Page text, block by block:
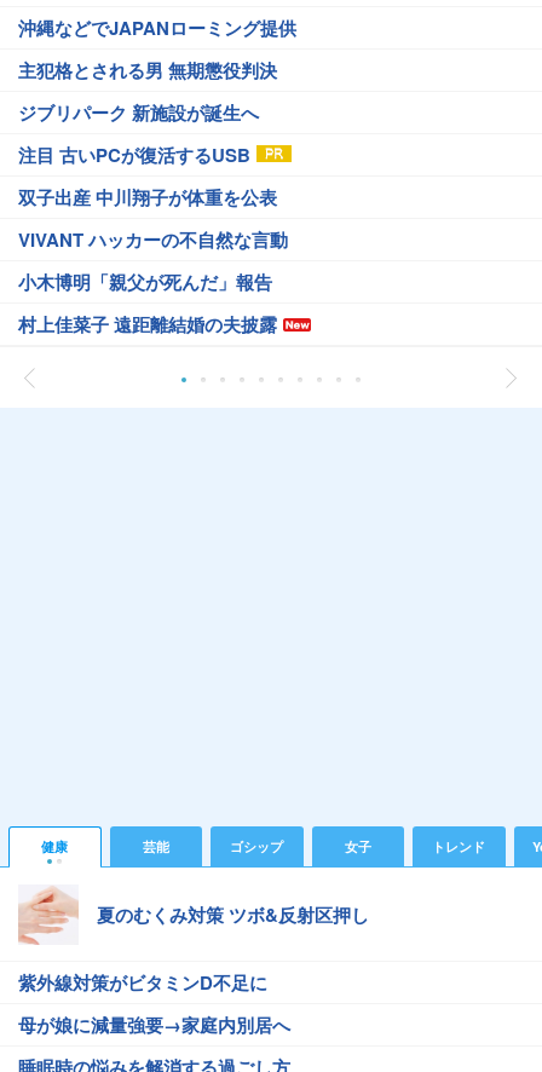
沖縄などでJAPANローミング提供
主犯格とされる男 無期懲役判決
ジブリパーク 新施設が誕生へ
注目 古いPCが復活するUSB
双子出産 中川翔子が体重を公表
VIVANT ハッカーの不自然な言動
小木博明「親父が死んだ」報告
村上佳菜子 遠距離結婚の夫披露
健康 芸能 ゴシップ 女子 トレンド
夏のむくみ対策 ツボ&反射区押し
紫外線対策がビタミンD不足に
母が娘に減量強要→家庭内別居へ